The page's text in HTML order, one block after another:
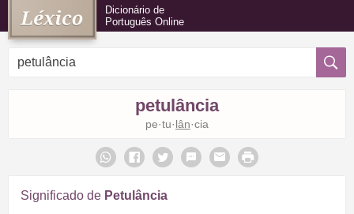
Dicionário de
Português Online
petulância
pe·tu·lân·cia
Significado de Petulância